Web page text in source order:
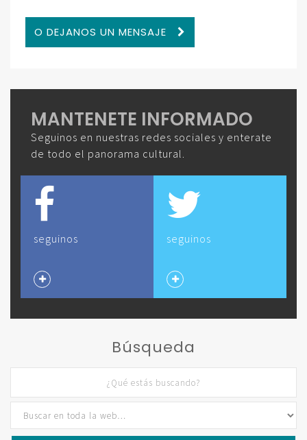
O DEJANOS UN MENSAJE
MANTENETE INFORMADO
Seguinos en nuestras redes sociales y enterate
de todo el panorama cultural.
seguinos seguinos
Búsqueda